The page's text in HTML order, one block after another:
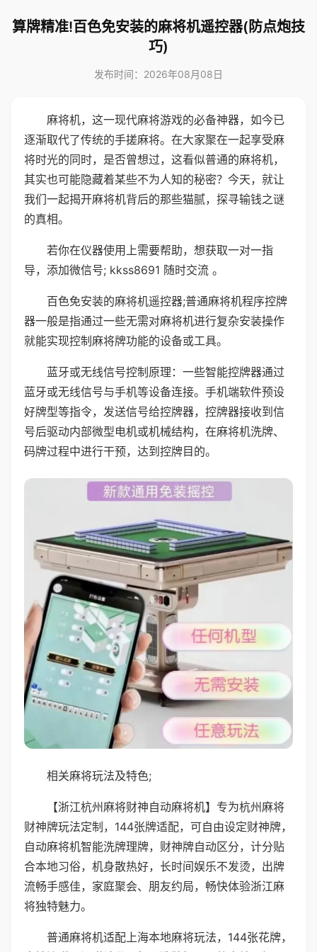
算牌精准!百色免安装的麻将机遥控器(防点炮技
巧)
发布时间：2026年08月08日
麻将机，这一现代麻将游戏的必备神器，如今已
逐渐取代了传统的手搓麻将。在大家聚在一起享受麻
将时光的同时，是否曾想过，这看似普通的麻将机，
其实也可能隐藏着某些不为人知的秘密？今天，就让
我们一起揭开麻将机背后的那些猫腻，探寻输钱之谜
的真相。
若你在仪器使用上需要帮助，想获取一对一指
导，添加微信号; kkss8691 随时交流 。
百色免安装的麻将机遥控器;普通麻将机程序控牌
器一般是指通过一些无需对麻将机进行复杂安装操作
就能实现控制麻将牌功能的设备或工具。
蓝牙或无线信号控制原理：一些智能控牌器通过
蓝牙或无线信号与手机等设备连接。手机端软件预设
好牌型等指令，发送信号给控牌器，控牌器接收到信
号后驱动内部微型电机或机械结构，在麻将机洗牌、
码牌过程中进行干预，达到控牌目的。
相关麻将玩法及特色;
【浙江杭州麻将财神自动麻将机】专为杭州麻将
财神牌玩法定制，144张牌适配，可自由设定财神牌，
自动麻将机智能洗牌理牌，财神牌自动区分，计分贴
合本地习俗，机身散热好，长时间娱乐不发烫，出牌
流畅手感佳，家庭聚会、朋友约局，畅快体验浙江麻
将独特魅力。
普通麻将机适配上海本地麻将玩法，144张花牌，